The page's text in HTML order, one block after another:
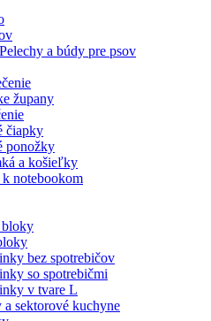
Pelechy a búdy pre psov
župany
čiapky
ponožky
a košieľky
notebookom
bez spotrebičov
so spotrebičmi
v tvare L
sektorové kuchyne